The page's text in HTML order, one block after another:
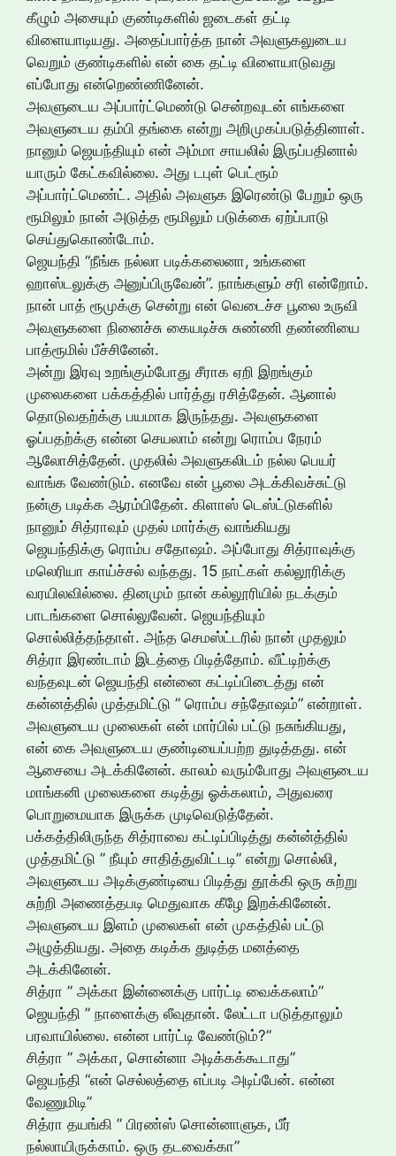
கீழும் அசையும் குண்டிகளில் ஜடைகள் தட்டி
விளையாடியது. அதைப்பார்த்த நான் அவளுகலுடைய
வெறும் குண்டிகளில் என் கை தட்டி விளையாடுவது
எப்போது என்றெண்ணினேன்.
அவளுடைய அப்பார்ட்மெண்டு சென்றவுடன் எங்களை
அவளுடைய தம்பி தங்கை என்று அறிமுகப்படுத்தினாள்.
நானும் ஜெயந்தியும் என் அம்மா சாயலில் இருப்பதினால்
யாரும் கேட்கவில்லை. அது டபுள் பெட்ரூம்
அப்பார்ட்மெண்ட். அதில் அவளுக இரெண்டு பேறும் ஒரு
ரூமிலும் நான் அடுத்த ரூமிலும் படுக்கை ஏற்ப்பாடு
செய்துகொண்டோம்.
ஜெயந்தி “நீங்க நல்லா படிக்கலைனா, உங்களை
ஹாஸ்டலுக்கு அனுப்பிருவேன்”. நாங்களும் சரி என்றோம்.
நான் பாத் ரூமுக்கு சென்று என் வெடைச்ச பூலை உருவி
அவளுகளை நினைச்சு கையடிச்சு சுண்ணி தண்ணியை
பாத்ரூமில் பீச்சினேன்.
அன்று இரவு உறங்கும்போது சீராக ஏறி இறங்கும்
முலைகளை பக்கத்தில் பார்த்து ரசித்தேன். ஆனால்
தொடுவதற்க்கு பயமாக இருந்தது. அவளுகளை
ஓப்பதற்க்கு என்ன செயலாம் என்று ரொம்ப நேரம்
ஆலோசித்தேன். முதலில் அவளுகலிடம் நல்ல பெயர்
வாங்க வேண்டும். எனவே என் பூலை அடக்கிவச்சுட்டு
நன்கு படிக்க ஆரம்பிதேன். கிளாஸ் டெஸ்ட்டுகளில்
நானும் சித்ராவும் முதல் மார்க்கு வாங்கியது
ஜெயந்திக்கு ரொம்ப சதோஷம். அப்போது சித்ராவுக்கு
மலெரியா காய்ச்சல் வந்தது. 15 நாட்கள் கல்லூரிக்கு
வரயிலவில்லை. தினமும் நான் கல்லூரியில் நடக்கும்
பாடங்களை சொல்லுவேன். ஜெயந்தியும்
சொல்லித்தந்தாள். அந்த செமஸ்ட்டரில் நான் முதலும்
சித்ரா இரண்டாம் இடத்தை பிடித்தோம். வீட்டிற்க்கு
வந்தவுடன் ஜெயந்தி என்னை கட்டிப்பிடைத்து என்
கன்னத்தில் முத்தமிட்டு ” ரொம்ப சந்தோஷம்” என்றாள்.
அவளுடைய முலைகள் என் மார்பில் பட்டு நசுங்கியது,
என் கை அவளுடைய குண்டியைப்பற்ற துடித்தது. என்
ஆசையை அடக்கினேன். காலம் வரும்போது அவளுடைய
மாங்கனி முலைகளை கடித்து ஓக்கலாம், அதுவரை
பொறுமையாக இருக்க முடிவெடுத்தேன்.
பக்கத்திலிருந்த சித்ராவை கட்டிப்பிடித்து கன்ன்த்தில்
முத்தமிட்டு ” நீயும் சாதித்துவிட்டடி” என்று சொல்லி,
அவளுடைய அடிக்குண்டியை பிடித்து தூக்கி ஒரு சுற்று
சுற்றி அணைத்தபடி மெதுவாக கீழே இறக்கினேன்.
அவளுடைய இளம் முலைகள் என் முகத்தில் பட்டு
அழுத்தியது. அதை கடிக்க துடித்த மனத்தை
அடக்கினேன்.
சித்ரா ” அக்கா இன்னைக்கு பார்ட்டி வைக்கலாம்”
ஜெயந்தி ” நாளைக்கு லீவுதான். லேட்டா படுத்தாலும்
பரவாயில்லை. என்ன பார்ட்டி வேண்டும்?”
சித்ரா ” அக்கா, சொன்னா அடிக்கக்கூடாது”
ஜெயந்தி “என் செல்லத்தை எப்படி அடிப்பேன். என்ன
வேணுமிடி”
சித்ரா தயங்கி ” பிரண்ஸ் சொன்னாளுக, பீர்
நல்லாயிருக்காம். ஒரு தடவைக்கா”